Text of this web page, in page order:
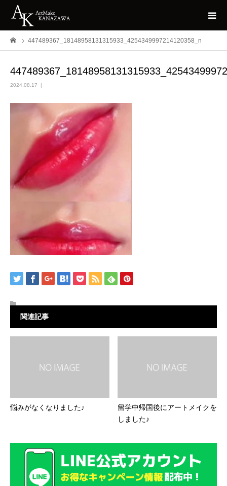
447489367_18148958131315933_4254349997214120358_n
2024.08.17
関連記事
悩みがなくなりました♪
留学中帰国後にアートメイクを
しました♪